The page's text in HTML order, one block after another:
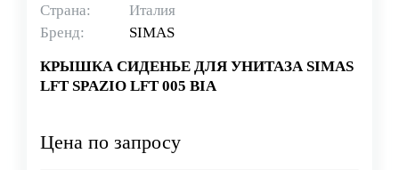
Страна:
Италия
Бренд:
SIMAS
КРЫШКА СИДЕНЬЕ ДЛЯ УНИТАЗА SIMAS
LFT SPAZIO LFT 005 BIA
Цена по запросу